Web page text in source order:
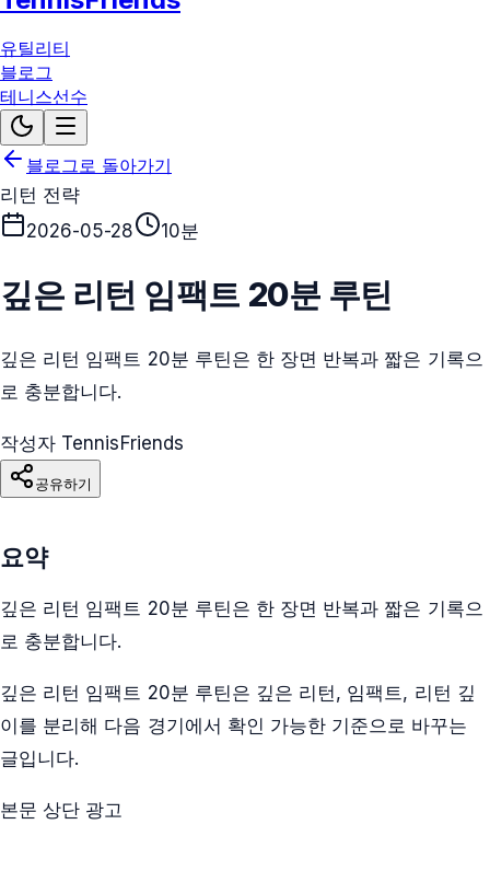
유틸리티
블로그
테니스선수
블로그로 돌아가기
리턴 전략
2026-05-28
10분
깊은 리턴 임팩트 20분 루틴
깊은 리턴 임팩트 20분 루틴은 한 장면 반복과 짧은 기록으
로 충분합니다.
작성자 TennisFriends
공유하기
요약
깊은 리턴 임팩트 20분 루틴은 한 장면 반복과 짧은 기록으
로 충분합니다.
깊은 리턴 임팩트 20분 루틴은 깊은 리턴, 임팩트, 리턴 깊
이를 분리해 다음 경기에서 확인 가능한 기준으로 바꾸는
글입니다.
본문 상단 광고